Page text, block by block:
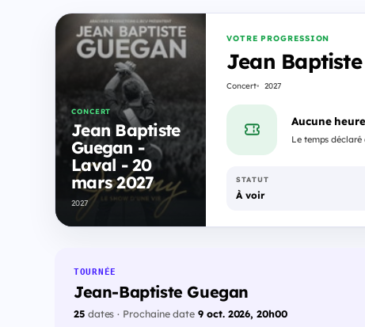
CONCERT
Jean Baptiste
Guegan -
Laval - 20
mars 2027
2027
VOTRE PROGRESSION
Jean
Concert 2027
Aucune
Le temps
STATUT
À voir
TOURNÉE
Jean-Baptiste Guegan
25dates · Prochaine date9 oct. 2026, 20h00